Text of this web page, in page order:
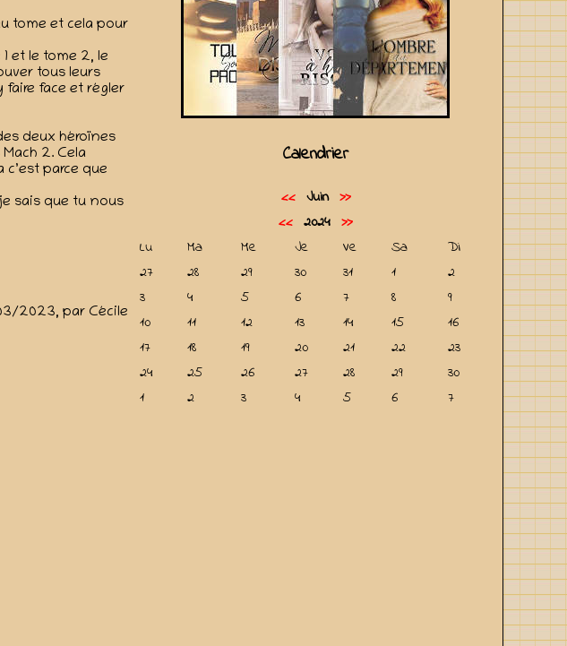
tome et cela pour
et le tome 2, le
tous leurs
face et régler
deux héroïnes
2. Cela
parce que
sais que tu nous
2023, par Cécile
Calendrier
<<Juin >>
<< 2024 >>
Lu
Ma Me Je Ve Sa
Di
27
28 29 30 31 1
2
3
4 5 6 7 8
9
10
11 12 13 14 15
16
17
18 19 20 21 22
23
24
25 26 27 28 29
30
1
2 3 4 5 6 7